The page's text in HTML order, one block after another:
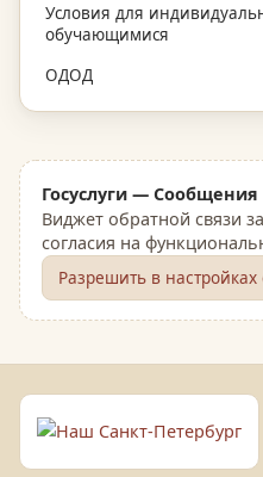
Условия для
обучающимися
ОДОД
Госуслуги —
Виджет обратной связи
согласия на
Разрешить в настройках